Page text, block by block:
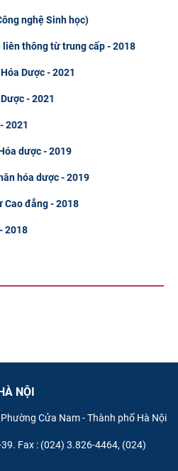
nghệ Sinh học)
liên thông từ trung cấp - 2018
Dược - 2021
- 2021
2021
dược - 2019
hóa dược - 2019
Cao đẳng - 2018
2018
NỘI
Cửa Nam - Thành phố Hà Nội
Fax : (024) 3.826-4464, (024)